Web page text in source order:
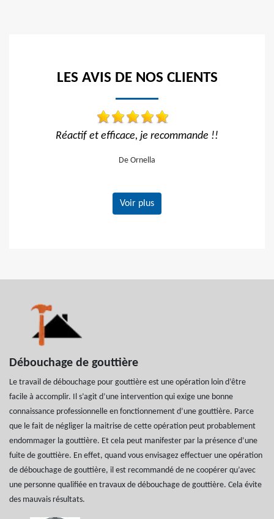
LES AVIS DE NOS CLIENTS
je recommande !!
Travail impeccable Tarif correct
Voir plus
Débouchage de gouttière
Le travail de débouchage pour gouttière est une opération loin d’être
facile à accomplir. Il s’agit d’une intervention qui exige une bonne
connaissance professionnelle en fonctionnement d’une gouttière. Parce
que le fait de négliger la maitrise de cette opération peut probablement
endommager la gouttière. Et cela peut manifester par la présence d’une
fuite de gouttière. En effet, quand vous envisagez effectuer une opération
de débouchage de gouttière, il est recommandé de ne coopérer qu’avec
une personne qualifiée en travaux de débouchage de gouttière. Cela évite
des mauvais résultats.